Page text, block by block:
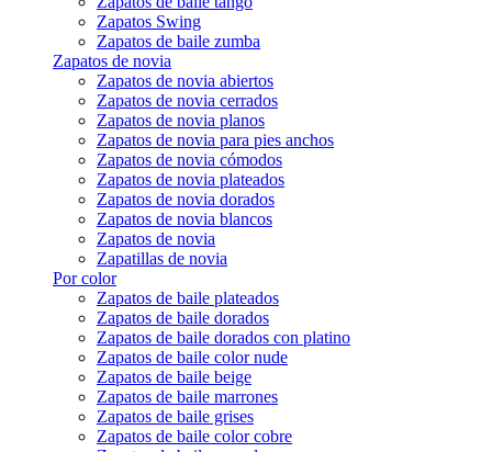
Zapatos Swing
Zapatos de baile zumba
Zapatos de novia
Zapatos de novia abiertos
Zapatos de novia cerrados
Zapatos de novia planos
Zapatos de novia para pies anchos
Zapatos de novia cómodos
Zapatos de novia plateados
Zapatos de novia dorados
Zapatos de novia blancos
Zapatos de novia
Zapatillas de novia
Por color
Zapatos de baile plateados
Zapatos de baile dorados
Zapatos de baile dorados con platino
Zapatos de baile color nude
Zapatos de baile beige
Zapatos de baile marrones
Zapatos de baile grises
Zapatos de baile color cobre